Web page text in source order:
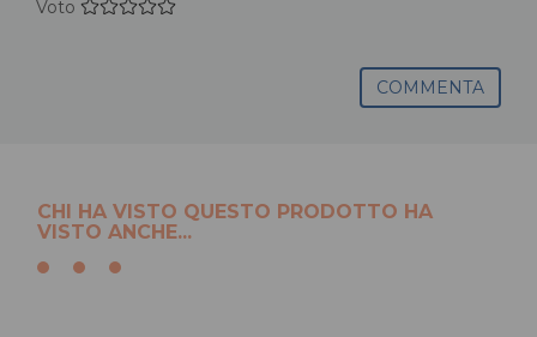
Voto
COMMENTA
CHI HA VISTO QUESTO PRODOTTO HA
VISTO ANCHE...